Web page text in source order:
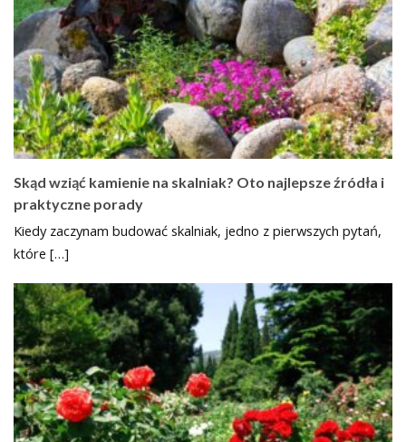
Skąd wziąć kamienie na skalniak? Oto najlepsze źródła i
praktyczne porady
Kiedy zaczynam budować skalniak, jedno z pierwszych pytań,
które […]